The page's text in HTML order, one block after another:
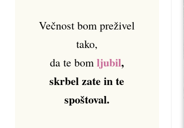
Večnost bom preživel
tako,
da te bom ljubil,
skrbel zate in te
spoštoval.